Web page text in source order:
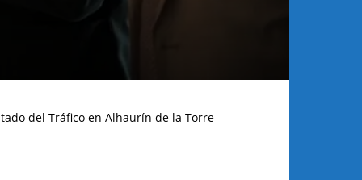
del Tráfico en Alhaurín de la Torre